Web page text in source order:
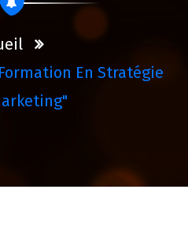
En Stratégie